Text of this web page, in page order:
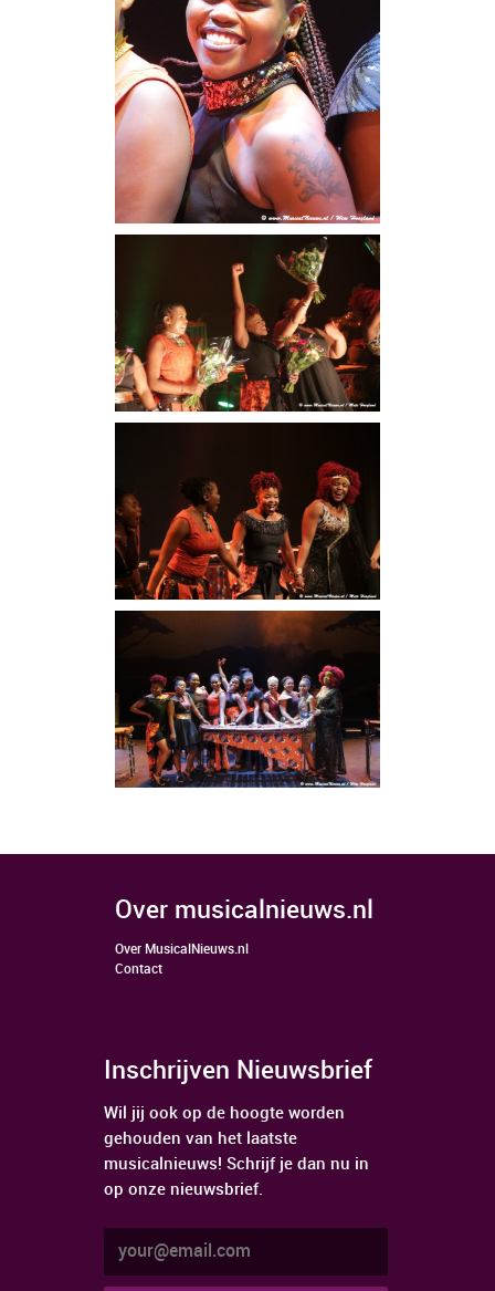
over musicalnieuws.nl
Over MusicalNieuws.nl
Contact
Inschrijven Nieuwsbrief
Wil jij ook op de hoogte worden
gehouden van het laatste
musicalnieuws! Schrijf je dan nu in
op onze nieuwsbrief.